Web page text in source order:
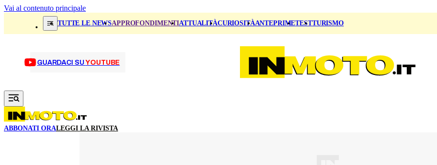
Vai al contenuto principale
TUTTE LE NEWSAPPROFONDIMENTIATTUALITÀCURIOSITÀANTEPRIMETESTTURISMO
GUARDACI SUYOUTUBE
ABBONATI ORALEGGI LA RIVISTA